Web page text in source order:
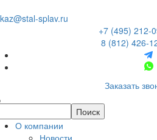
splav.ru
+7 (495) 212-
8 (812) 426-
Заказать
О компании
Новости